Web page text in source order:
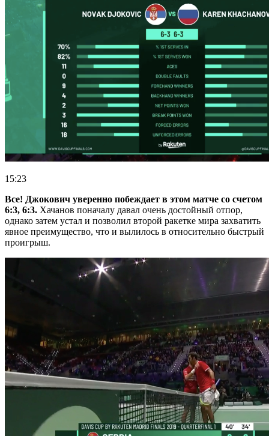
15:23
Все! Джокович уверенно побеждает в этом матче со счетом
6:3, 6:3. Хачанов поначалу давал очень достойный отпор,
однако затем устал и позволил второй ракетке мира захватить
явное преимущество, что и вылилось в относительно быстрый
проигрыш.